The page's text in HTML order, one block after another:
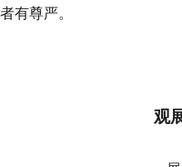
有尊严。
观